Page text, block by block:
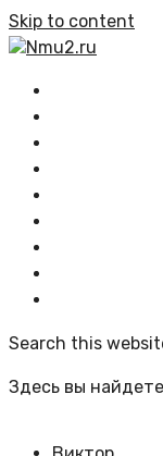
Skip to content
Nmu2.ru
Search this
Здесь вы